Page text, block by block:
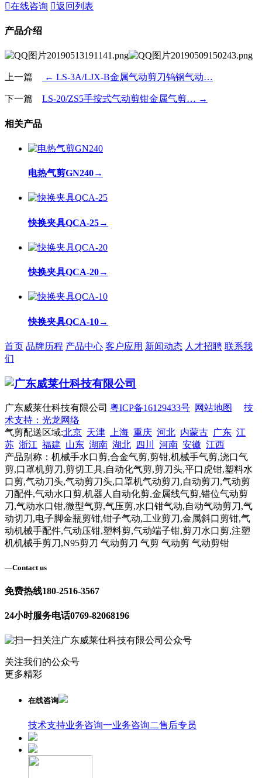
在线咨询 返回列表
产品介绍
上一篇 ← LS-3A/LJX-B金属气动剪刀钨钢气动…
下一篇 LS-20/ZS5手按式气动剪钳金属气剪… →
相关产品
电热气剪GN240→
快换夹具QCA-25→
快换夹具QCA-20→
快换夹具QCA-10→
首页 品牌历程 产品中心 客户应用 新闻动态 人才招聘 联系我
们
广东威莱仕科技有限公司 粤ICP备16129433号 网站地图
技
术支持：光龙网络
气剪配送区域:北京 天津 上海 重庆 河北 内蒙古 广东 江
苏 浙江 福建 山东 湖南 湖北 四川 河南 安徽 江西
产品别称：机械手水口剪,合金气剪,剪钳,机械手气剪,浇口气
剪,口罩机剪刀,剪切工具,自动化气剪,剪刀头,平口虎钳,塑料水
口剪,气动刀头,气动剪刀头,口罩机气动剪刀,自动剪刀,气动剪
刀配件,气动水口剪,机器人自动化剪,金属线气剪,错位气动剪
刀,气动水口钳,微型气剪,气压剪,水口钳气动,自动气动剪刀,气
动切刀,电子脚金瓶剪钳,钳子气动,工业剪刀,金属斜口剪钳,气
动机械手配件,气动压钳,塑料剪,气动端子钳,剪刀水口剪,注塑
机机械手剪刀,N95剪刀 气动剪刀 气剪 气动剪 气动剪钳
—Contact us
免费热线180-2516-3567
24小时服务电话0769-82068196
关注我们的公众号
更多精彩
在线咨询
技术支持业务咨询一业务咨询二售后专员